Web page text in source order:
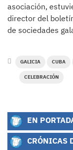
asociación,
director del
de sociedades
GALICIA CUBA
CELEBRACIÓN
EN
CRÓNICAS